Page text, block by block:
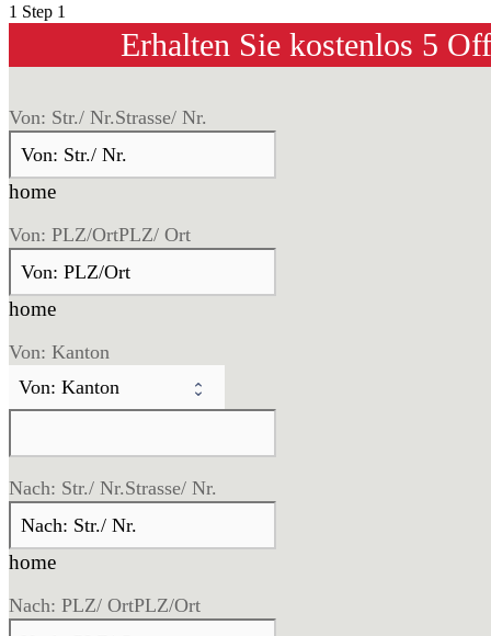
1 Step 1
Erhalten Sie kostenlos 5
Von: Str./ Nr.Strasse/ Nr.
home
Von: PLZ/OrtPLZ/ Ort
home
Von: Kanton
Nach: Str./ Nr.Strasse/ Nr.
home
Nach: PLZ/ OrtPLZ/Ort